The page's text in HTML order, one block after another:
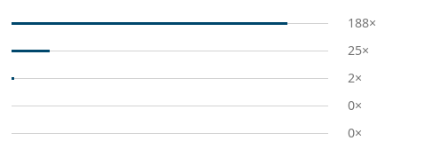
188×
25×
2×
0×
0×